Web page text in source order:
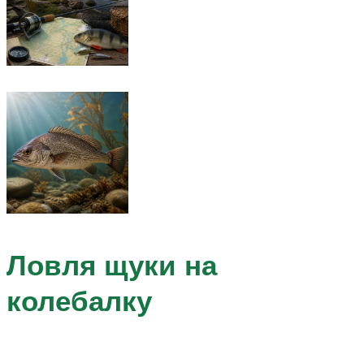
Ловля щуки на
колебалку